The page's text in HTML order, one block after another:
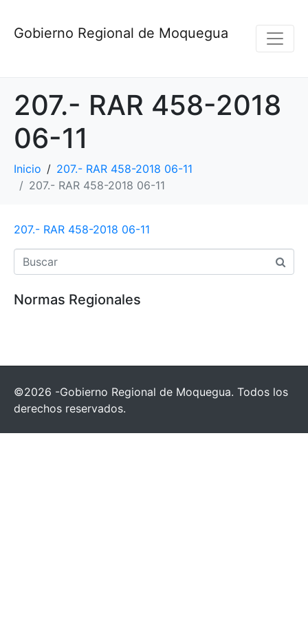
Gobierno Regional de Moquegua
207.- RAR 458-2018
06-11
Inicio
207.- RAR 458-2018 06-11
207.- RAR 458-2018 06-11
207.- RAR 458-2018 06-11
Normas Regionales
©2026 -Gobierno Regional de Moquegua. Todos los
derechos reservados.